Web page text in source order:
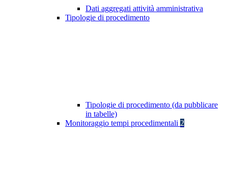
Dati aggregati attività amministrativa
Tipologie di procedimento
Tipologie di procedimento (da pubblicare
in tabelle)
Monitoraggio tempi procedimentali 2